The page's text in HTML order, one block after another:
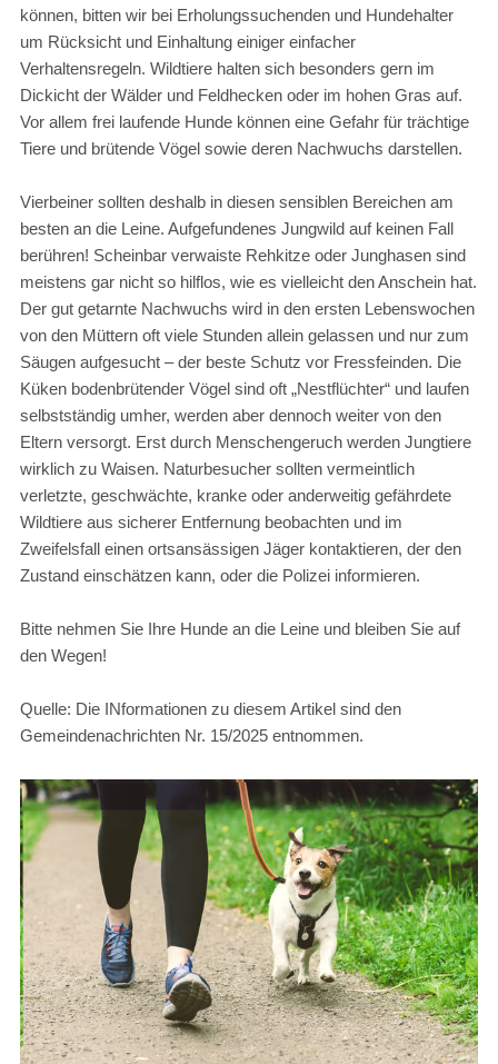
können, bitten wir bei Erholungssuchenden und Hundehalter
um Rücksicht und Einhaltung einiger einfacher
Verhaltensregeln. Wildtiere halten sich besonders gern im
Dickicht der Wälder und Feldhecken oder im hohen Gras auf.
Vor allem frei laufende Hunde können eine Gefahr für trächtige
Tiere und brütende Vögel sowie deren Nachwuchs darstellen.
Vierbeiner sollten deshalb in diesen sensiblen Bereichen am
besten an die Leine. Aufgefundenes Jungwild auf keinen Fall
berühren! Scheinbar verwaiste Rehkitze oder Junghasen sind
meistens gar nicht so hilflos, wie es vielleicht den Anschein hat.
Der gut getarnte Nachwuchs wird in den ersten Lebenswochen
von den Müttern oft viele Stunden allein gelassen und nur zum
Säugen aufgesucht – der beste Schutz vor Fressfeinden. Die
Küken bodenbrütender Vögel sind oft „Nestflüchter“ und laufen
selbstständig umher, werden aber dennoch weiter von den
Eltern versorgt. Erst durch Menschengeruch werden Jungtiere
wirklich zu Waisen. Naturbesucher sollten vermeintlich
verletzte, geschwächte, kranke oder anderweitig gefährdete
Wildtiere aus sicherer Entfernung beobachten und im
Zweifelsfall einen ortsansässigen Jäger kontaktieren, der den
Zustand einschätzen kann, oder die Polizei informieren.
Bitte nehmen Sie Ihre Hunde an die Leine und bleiben Sie auf
den Wegen!
Quelle: Die INformationen zu diesem Artikel sind den
Gemeindenachrichten Nr. 15/2025 entnommen.